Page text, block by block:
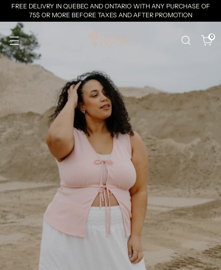
FREE DELIVRY IN QUEBEC AND ONTARIO WITH ANY PURCHASE OF
75$ OR MORE BEFORE TAXES AND AFTER PROMOTION
0